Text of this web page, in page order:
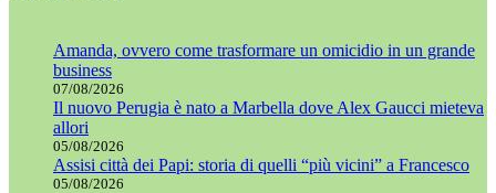
Amanda, ovvero come trasformare un omicidio in un grande
business
07/08/2026
Il nuovo Perugia è nato a Marbella dove Alex Gaucci mieteva
allori
05/08/2026
Assisi città dei Papi: storia di quelli “più vicini” a Francesco
05/08/2026